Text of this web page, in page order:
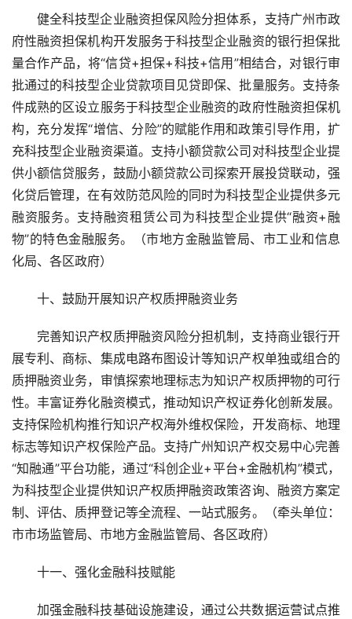
健全科技型企业融资担保风险分担体系，支持广州市政
府性融资担保机构开发服务于科技型企业融资的银行担保批
量合作产品，将“信贷+担保+科技+信用”相结合，对银行审
批通过的科技型企业贷款项目见贷即保、批量服务。支持条
件成熟的区设立服务于科技型企业融资的政府性融资担保机
构，充分发挥“增信、分险”的赋能作用和政策引导作用，扩
充科技型企业融资渠道。支持小额贷款公司对科技型企业提
供小额信贷服务，鼓励小额贷款公司探索开展投贷联动，强
化贷后管理，在有效防范风险的同时为科技型企业提供多元
融资服务。支持融资租赁公司为科技型企业提供“融资+融
物”的特色金融服务。（市地方金融监管局、市工业和信息
化局、各区政府）
十、鼓励开展知识产权质押融资业务
完善知识产权质押融资风险分担机制，支持商业银行开
展专利、商标、集成电路布图设计等知识产权单独或组合的
质押融资业务，审慎探索地理标志为知识产权质押物的可行
性。丰富证券化融资模式，推动知识产权证券化创新发展。
支持保险机构推行知识产权海外维权保险，开发商标、地理
标志等知识产权保险产品。支持广州知识产权交易中心完善
“知融通”平台功能，通过“科创企业+平台+金融机构”模式，
为科技型企业提供知识产权质押融资政策咨询、融资方案定
制、评估、质押登记等全流程、一站式服务。（牵头单位：
市市场监管局、市地方金融监管局、各区政府）
十一、强化金融科技赋能
加强金融科技基础设施建设，通过公共数据运营试点推